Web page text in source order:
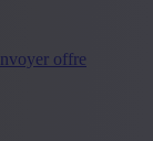
offre